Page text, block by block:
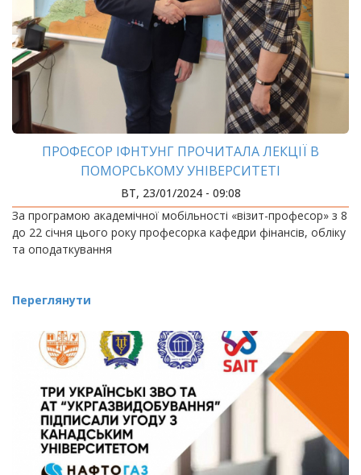
ПРОФЕСОР ІФНТУНГ ПРОЧИТАЛА ЛЕКЦІЇ В
ПОМОРСЬКОМУ УНІВЕРСИТЕТІ
ВТ, 23/01/2024 - 09:08
За програмою академічної мобільності «візит-професор» з 8
до 22 січня цього року професорка кафедри фінансів, обліку
та оподаткування
Переглянути